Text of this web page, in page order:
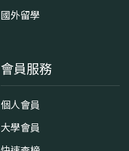
國外留學
會員服務
個人會員
大學會員